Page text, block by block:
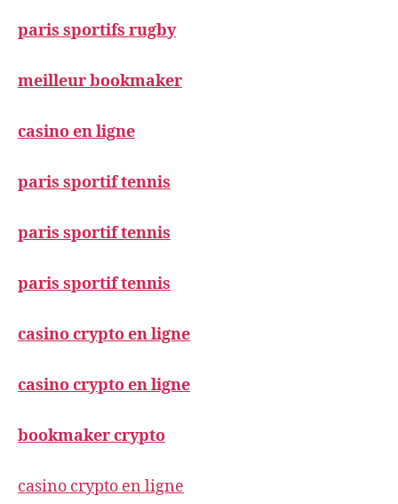
paris sportifs rugby
meilleur bookmaker
casino en ligne
paris sportif tennis
paris sportif tennis
paris sportif tennis
casino crypto en ligne
casino crypto en ligne
bookmaker crypto
casino crypto en ligne